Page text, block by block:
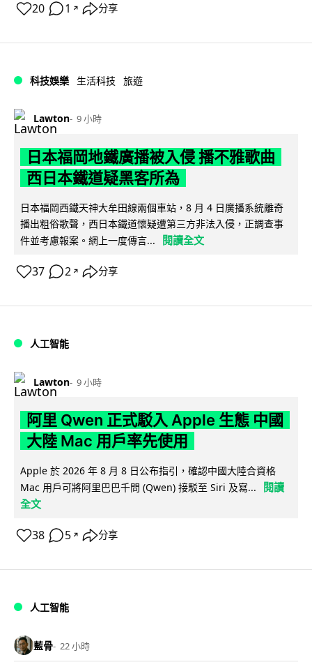
20 1 ↗ 分享
科技娛樂 生活科技 旅遊
Lawton 9 小時
日本福岡地鐵廣播被入侵 播不雅歌曲
西日本鐵道疑黑客所為
日本福岡西鐵天神大牟田線兩個車站，8 月 4 日廣播系統離奇
播出粗俗歌聲，西日本鐵道懷疑遭第三方非法入侵，正調查事
件並考慮報案。網上一度傳言...
閱讀全文
37 2 ↗ 分享
人工智能
Lawton 9 小時
阿里 Qwen 正式駁入 Apple 生態 中國
大陸 Mac 用戶率先使用
Apple 於 2026 年 8 月 8 日公布指引，確認中國大陸合資格
Mac 用戶可將阿里巴巴千問 (Qwen) 接駁至 Siri 及寫...
閱讀
全文
38 5 ↗ 分享
人工智能
藍骨 22 小時